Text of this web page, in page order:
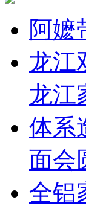
阿嬷
龙江
龙江
体系
面会
全铝